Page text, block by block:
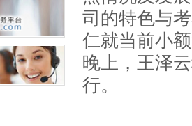
司的特色与
仁就当前小
晚上，王泽
行。